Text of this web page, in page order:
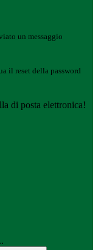
un messaggio
il reset della password
di posta elettronica!